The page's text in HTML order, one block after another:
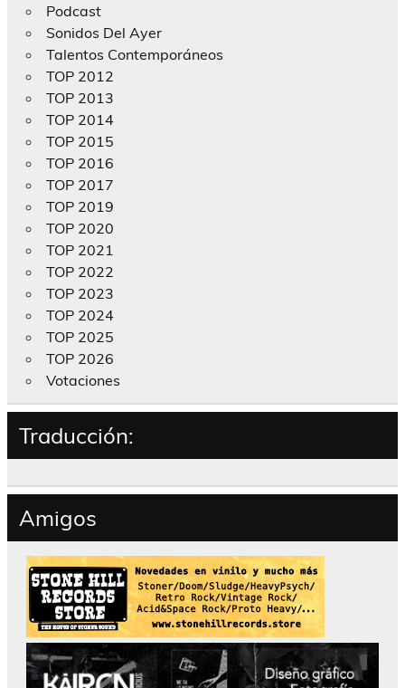
Podcast
Sonidos Del Ayer
Talentos Contemporáneos
TOP 2012
TOP 2013
TOP 2014
TOP 2015
TOP 2016
TOP 2017
TOP 2019
TOP 2020
TOP 2021
TOP 2022
TOP 2023
TOP 2024
TOP 2025
TOP 2026
Votaciones
Traducción:
Amigos